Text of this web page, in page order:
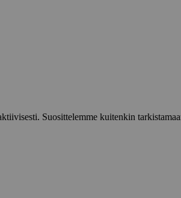
Suosittelemme kuitenkin